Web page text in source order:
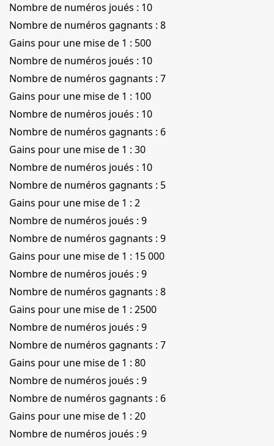
Nombre de numéros joués : 10
Nombre de numéros gagnants : 8
Gains pour une mise de 1 : 500
Nombre de numéros joués : 10
Nombre de numéros gagnants : 7
Gains pour une mise de 1 : 100
Nombre de numéros joués : 10
Nombre de numéros gagnants : 6
Gains pour une mise de 1 : 30
Nombre de numéros joués : 10
Nombre de numéros gagnants : 5
Gains pour une mise de 1 : 2
Nombre de numéros joués : 9
Nombre de numéros gagnants : 9
Gains pour une mise de 1 : 15 000
Nombre de numéros joués : 9
Nombre de numéros gagnants : 8
Gains pour une mise de 1 : 2500
Nombre de numéros joués : 9
Nombre de numéros gagnants : 7
Gains pour une mise de 1 : 80
Nombre de numéros joués : 9
Nombre de numéros gagnants : 6
Gains pour une mise de 1 : 20
Nombre de numéros joués : 9